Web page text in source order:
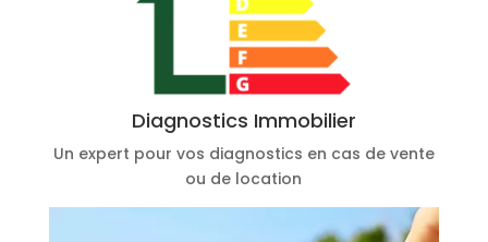
Diagnostics Immobilier
Un expert pour vos diagnostics en cas de vente
ou de location